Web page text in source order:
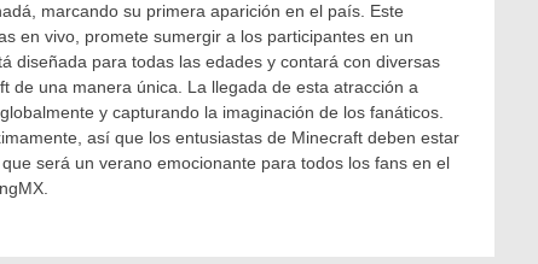
marcando su primera aparición en el país. Este
en vivo, promete sumergir a los participantes en un
diseñada para todas las edades y contará con diversas
de una manera única. La llegada de esta atracción a
y capturando la imaginación de los fanáticos.
así que los entusiastas de Minecraft deben estar
será un verano emocionante para todos los fans en el